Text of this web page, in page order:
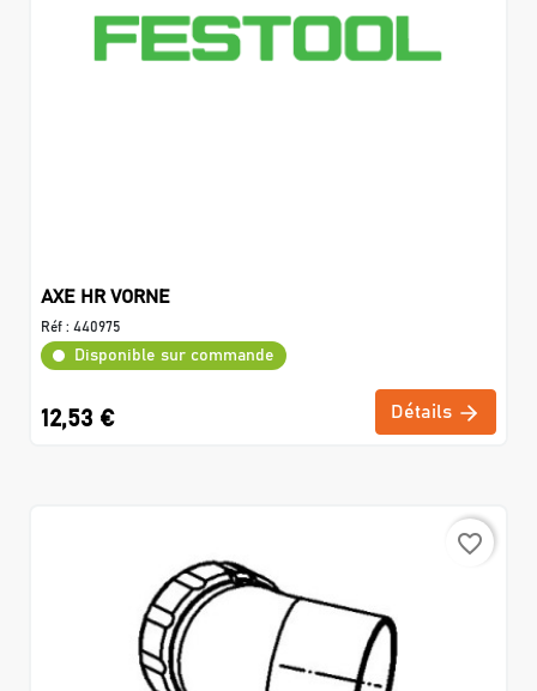
AXE HR VORNE
Réf : 440975
Disponible sur commande
12,53 € Détails
favorite_border